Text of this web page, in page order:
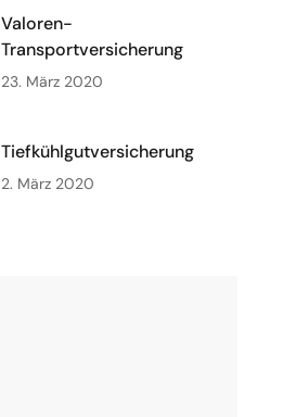
Valoren-
Transportversicherung
23. März 2020
Tiefkühlgutversicherung
2. März 2020